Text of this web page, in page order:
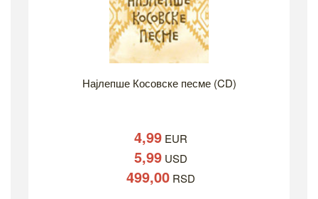
Најлепше Косовске песме (CD)
4,99 EUR
5,99 USD
499,00 RSD